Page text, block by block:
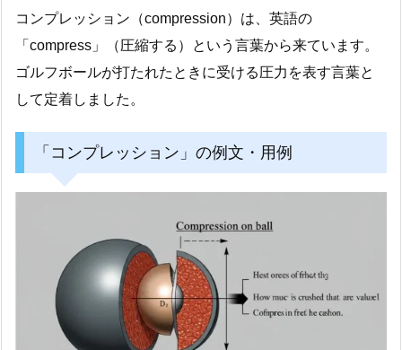
コンプレッション（compression）は、英語の
「compress」（圧縮する）という言葉から来ています。
ゴルフボールが打たれたときに受ける圧力を表す言葉と
して定着しました。
「コンプレッション」の例文・用例